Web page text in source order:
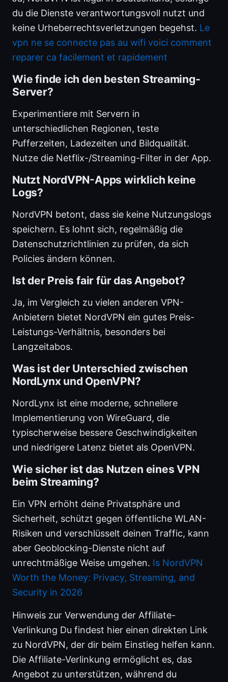
du die Dienste verantwortungsvoll nutzt und
keine Urheberrechtsverletzungen begehst. Le
vpn ne se connecte pas au wifi voici comment
reparer ca facilement et rapidement
Wie finde ich den besten Streaming-
Server?
Experimentiere mit Servern in
unterschiedlichen Regionen, teste
Pufferzeiten, Ladezeiten und Bildqualität.
Nutze die Netflix-/Streaming-Filter in der App.
Nutzt NordVPN-Apps wirklich keine
Logs?
NordVPN betont, dass sie keine Nutzungslogs
speichern. Es lohnt sich, regelmäßig die
Datenschutzrichtlinien zu prüfen, da sich
Policies ändern können.
Ist der Preis fair für das Angebot?
Ja, im Vergleich zu vielen anderen VPN-
Anbietern bietet NordVPN ein gutes Preis-
Leistungs-Verhältnis, besonders bei
Langzeitabos.
Was ist der Unterschied zwischen
NordLynx und OpenVPN?
NordLynx ist eine moderne, schnellere
Implementierung von WireGuard, die
typischerweise bessere Geschwindigkeiten
und niedrigere Latenz bietet als OpenVPN.
Wie sicher ist das Nutzen eines VPN
beim Streaming?
Ein VPN erhöht deine Privatsphäre und
Sicherheit, schützt gegen öffentliche WLAN-
Risiken und verschlüsselt deinen Traffic, kann
aber Geoblocking-Dienste nicht auf
unrechtmäßige Weise umgehen. Is NordVPN
Worth the Money: Privacy, Streaming, and
Security in 2026
Hinweis zur Verwendung der Affiliate-
Verlinkung Du findest hier einen direkten Link
zu NordVPN, der dir beim Einstieg helfen kann.
Die Affiliate-Verlinkung ermöglicht es, das
Angebot zu unterstützen, während du